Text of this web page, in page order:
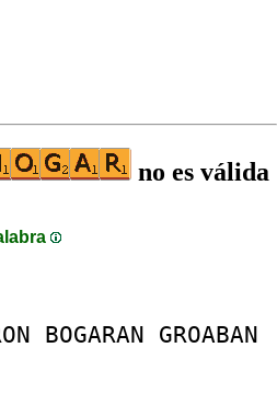
no es válida
BOGARAN GROABAN